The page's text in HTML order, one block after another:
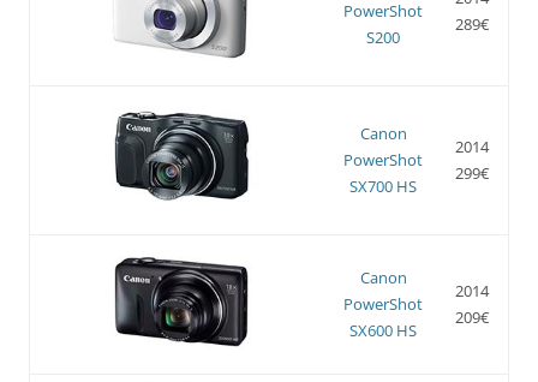
PowerShot
S200
289€
Canon
PowerShot
SX700 HS
2014
299€
Canon
PowerShot
SX600 HS
2014
209€